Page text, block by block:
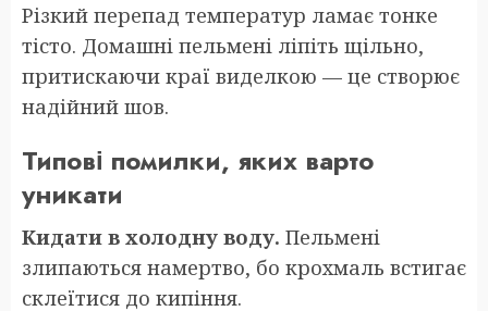
Різкий перепад температур ламає тонке
тісто. Домашні пельмені ліпіть щільно,
притискаючи краї виделкою — це створює
надійний шов.
Типові помилки, яких варто
уникати
Кидати в холодну воду. Пельмені
злипаються намертво, бо крохмаль встигає
склеїтися до кипіння.